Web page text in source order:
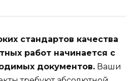
стандартов качества
работ начинается с
документов. Ваши